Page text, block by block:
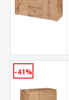
-41%